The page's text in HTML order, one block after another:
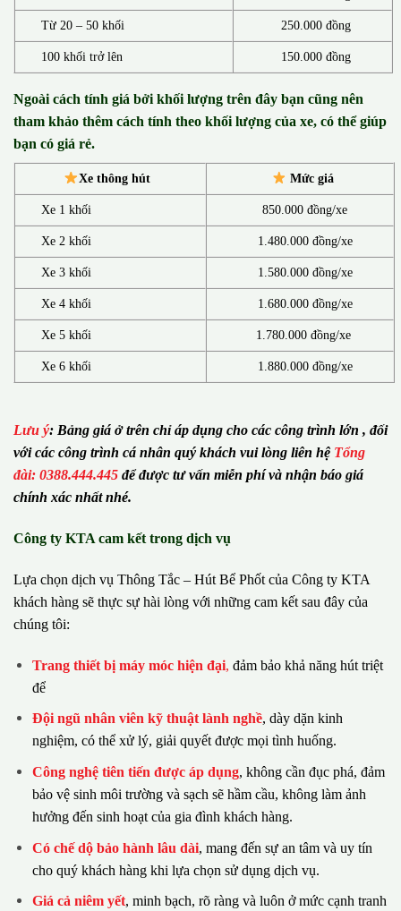
Từ 20 – 50 khối 250.000 đồng
100 khối trở lên 150.000 đồng
Ngoài cách tính giá bởi khối lượng trên đây bạn cũng nên
tham khảo thêm cách tính theo khối lượng của xe, có thể giúp
bạn có giá rẻ.
Xe thông hút Mức giá
Xe 1 khối 850.000 đồng/xe
Xe 2 khối 1.480.000 đồng/xe
Xe 3 khối 1.580.000 đồng/xe
Xe 4 khối 1.680.000 đồng/xe
Xe 5 khối 1.780.000 đồng/xe
Xe 6 khối 1.880.000 đồng/xe
Lưu ý: Bảng giá ở trên chỉ áp dụng cho các công trình lớn , đối
với các công trình cá nhân quý khách vui lòng liên hệ Tổng
đài: 0388.444.445 để được tư vấn miễn phí và nhận báo giá
chính xác nhất nhé.
Công ty KTA cam kết trong dịch vụ
Lựa chọn dịch vụ Thông Tắc – Hút Bể Phốt của Công ty KTA
khách hàng sẽ thực sự hài lòng với những cam kết sau đây của
chúng tôi:
Trang thiết bị máy móc hiện đại, đảm bảo khả năng hút triệt
để
Đội ngũ nhân viên kỹ thuật lành nghề, dày dặn kinh
nghiệm, có thể xử lý, giải quyết được mọi tình huống.
Công nghệ tiên tiến được áp dụng, không cần đục phá, đảm
bảo vệ sinh môi trường và sạch sẽ hầm cầu, không làm ảnh
hưởng đến sinh hoạt của gia đình khách hàng.
Có chế dộ bảo hành lâu dài, mang đến sự an tâm và uy tín
cho quý khách hàng khi lựa chọn sử dụng dịch vụ.
Giá cả niêm yết, minh bạch, rõ ràng và luôn ở mức cạnh tranh